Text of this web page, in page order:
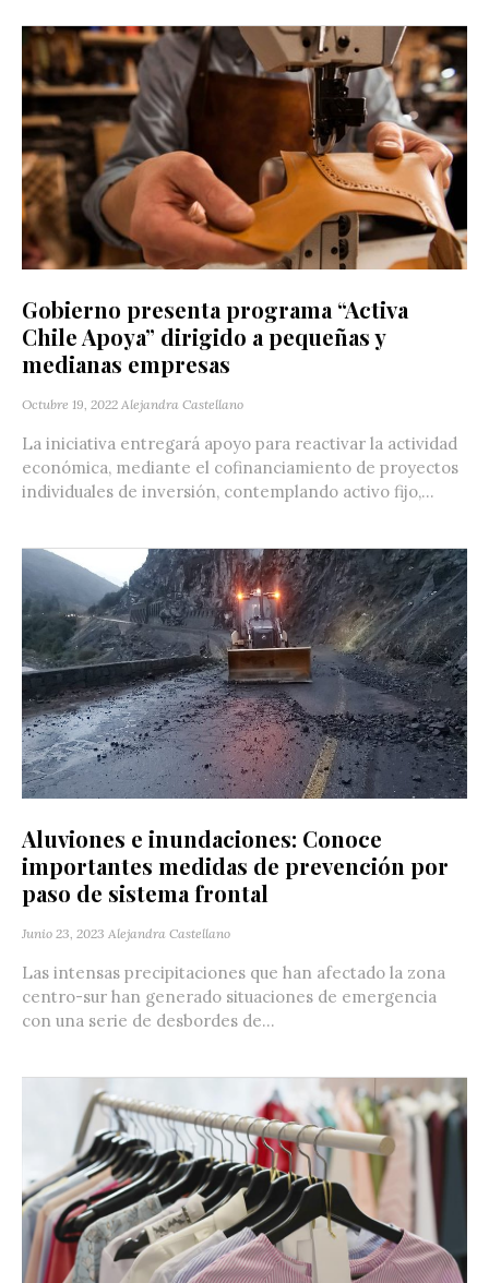
Gobierno presenta programa “Activa
Chile Apoya” dirigido a pequeñas y
medianas empresas
Octubre 19, 2022 Alejandra Castellano
La iniciativa entregará apoyo para reactivar la actividad
económica, mediante el cofinanciamiento de proyectos
individuales de inversión, contemplando activo fijo,...
Aluviones e inundaciones: Conoce
importantes medidas de prevención por
paso de sistema frontal
Junio 23, 2023 Alejandra Castellano
Las intensas precipitaciones que han afectado la zona
centro-sur han generado situaciones de emergencia
con una serie de desbordes de...